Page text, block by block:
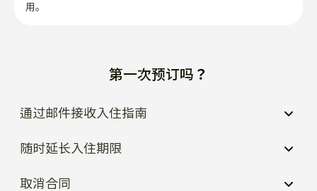
用。
第一次预订吗？
通过邮件接收入住指南
随时延长入住期限
取消合同